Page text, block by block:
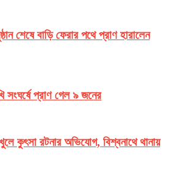
শেষে বাড়ি ফেরার পথে প্রাণ হারালেন
সংঘর্ষে প্রাণ গেল ৯ জনের
কুৎসা রটনার অভিযোগ, বিশ্বনাথে থানায়